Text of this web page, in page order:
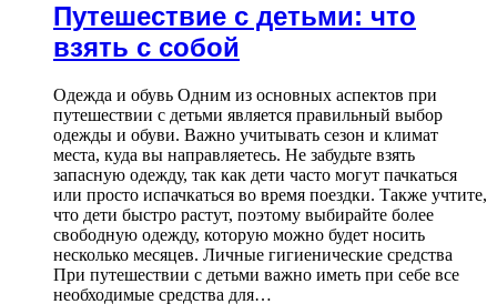
Путешествие с детьми: что
взять с собой
Одежда и обувь Одним из основных аспектов при
путешествии с детьми является правильный выбор
одежды и обуви. Важно учитывать сезон и климат
места, куда вы направляетесь. Не забудьте взять
запасную одежду, так как дети часто могут пачкаться
или просто испачкаться во время поездки. Также учтите,
что дети быстро растут, поэтому выбирайте более
свободную одежду, которую можно будет носить
несколько месяцев. Личные гигиенические средства
При путешествии с детьми важно иметь при себе все
необходимые средства для…